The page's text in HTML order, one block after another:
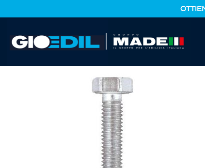
HOME
CATALOGO PRODOTTI FERRAMENTA E COLORI